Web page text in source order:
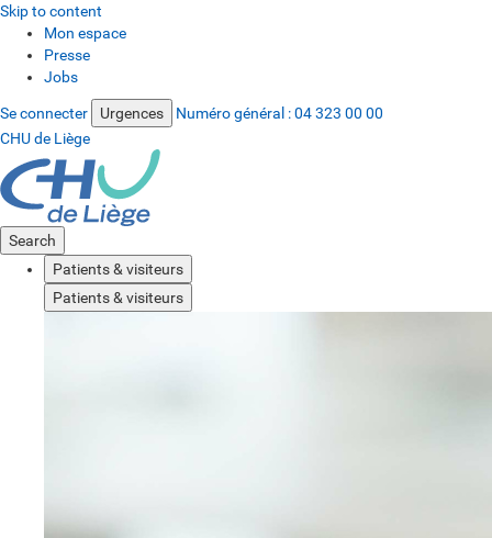
Skip to content
Mon espace
Presse
Jobs
Se connecter Urgences Numéro général :04 323 00 00
CHU de Liège
Search
Patients & visiteurs
Patients & visiteurs